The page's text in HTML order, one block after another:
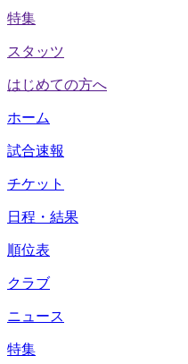
特集
スタッツ
はじめての方へ
ホーム
試合速報
チケット
日程・結果
順位表
クラブ
ニュース
特集